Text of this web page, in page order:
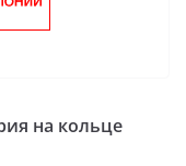
на кольце